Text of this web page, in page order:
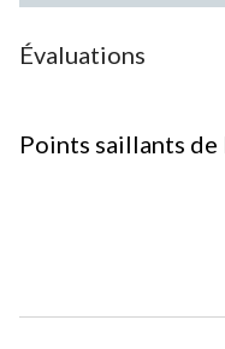
Évaluations
Points saillants